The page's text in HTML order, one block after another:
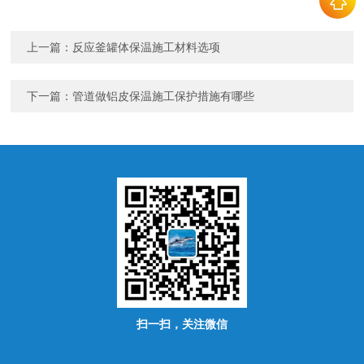
上一篇： 反应釜罐体保温施工材料选项
下一篇：管道做铝皮保温施工保护措施有哪些
扫一扫，关注微信